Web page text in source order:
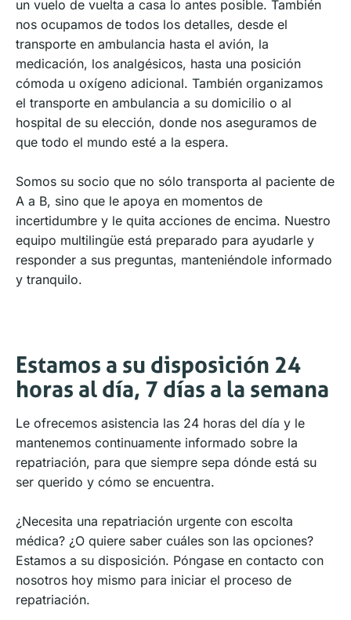
un vuelo de vuelta a casa lo antes posible. También
nos ocupamos de todos los detalles, desde el
transporte en ambulancia hasta el avión, la
medicación, los analgésicos, hasta una posición
cómoda u oxígeno adicional. También organizamos
el transporte en ambulancia a su domicilio o al
hospital de su elección, donde nos aseguramos de
que todo el mundo esté a la espera.
Somos su socio que no sólo transporta al paciente de
A a B, sino que le apoya en momentos de
incertidumbre y le quita acciones de encima. Nuestro
equipo multilingüe está preparado para ayudarle y
responder a sus preguntas, manteniéndole informado
y tranquilo.
Estamos a su disposición 24
horas al día, 7 días a la semana
Le ofrecemos asistencia las 24 horas del día y le
mantenemos continuamente informado sobre la
repatriación, para que siempre sepa dónde está su
ser querido y cómo se encuentra.
¿Necesita una repatriación urgente con escolta
médica? ¿O quiere saber cuáles son las opciones?
Estamos a su disposición. Póngase en contacto con
nosotros hoy mismo para iniciar el proceso de
repatriación.